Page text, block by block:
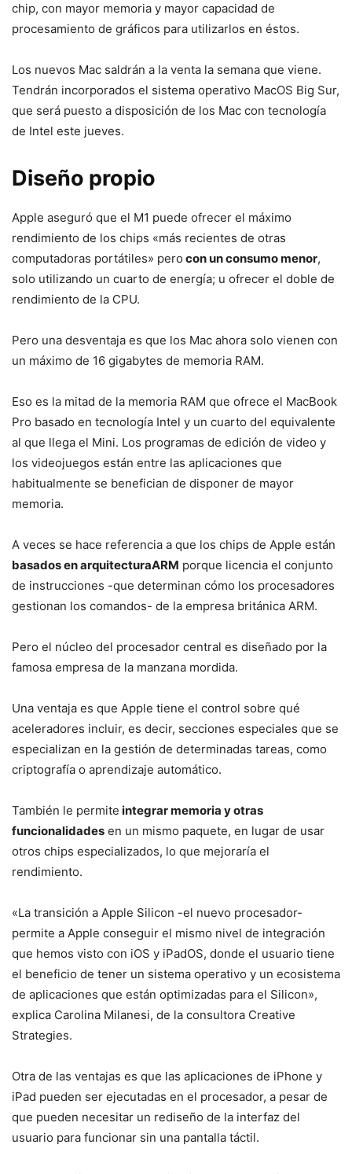
chip, con mayor memoria y mayor capacidad de
procesamiento de gráficos para utilizarlos en éstos.
Los nuevos Mac saldrán a la venta la semana que viene.
Tendrán incorporados el sistema operativo MacOS Big Sur,
que será puesto a disposición de los Mac con tecnología
de Intel este jueves.
Diseño propio
Apple aseguró que el M1 puede ofrecer el máximo
rendimiento de los chips «más recientes de otras
computadoras portátiles» pero con un consumo menor,
solo utilizando un cuarto de energía; u ofrecer el doble de
rendimiento de la CPU.
Pero una desventaja es que los Mac ahora solo vienen con
un máximo de 16 gigabytes de memoria RAM.
Eso es la mitad de la memoria RAM que ofrece el MacBook
Pro basado en tecnología Intel y un cuarto del equivalente
al que llega el Mini. Los programas de edición de video y
los videojuegos están entre las aplicaciones que
habitualmente se benefician de disponer de mayor
memoria.
A veces se hace referencia a que los chips de Apple están
basados enarquitecturaARM porque licencia el conjunto
de instrucciones -que determinan cómo los procesadores
gestionan los comandos- de la empresa británica ARM.
Pero el núcleo del procesador central es diseñado por la
famosa empresa de la manzana mordida.
Una ventaja es que Apple tiene el control sobre qué
aceleradores incluir, es decir, secciones especiales que se
especializan en la gestión de determinadas tareas, como
criptografía o aprendizaje automático.
También le permite integrar memoria y otras
funcionalidades en un mismo paquete, en lugar de usar
otros chips especializados, lo que mejoraría el
rendimiento.
«La transición a Apple Silicon -el nuevo procesador-
permite a Apple conseguir el mismo nivel de integración
que hemos visto con iOS y iPadOS, donde el usuario tiene
el beneficio de tener un sistema operativo y un ecosistema
de aplicaciones que están optimizadas para el Silicon»,
explica Carolina Milanesi, de la consultora Creative
Strategies.
Otra de las ventajas es que las aplicaciones de iPhone y
iPad pueden ser ejecutadas en el procesador, a pesar de
que pueden necesitar un rediseño de la interfaz del
usuario para funcionar sin una pantalla táctil.